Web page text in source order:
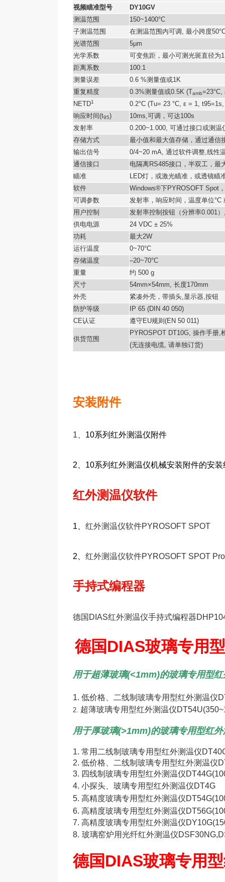
视频瞄准型号
DY10GV
测温范围
150~1400°C
子测温范围
在测温范围内可调 最小跨度
光谱范围
5µm
光学系数
可变焦距，最小可测光斑直径为
距离系数
100:1
测量误差
0.6 %测量值或1K
重复精度
0.3%测量值或0.5K (Tamb=23°C,
NETD1
0.2°C (Tu= 23 °C, ε = 1,
响应时间(t95) 10ms, 可调，可达100s
发射率
0.200~1.000, 可通过接口或测温
存储方式
最小值和最大值存储，通过通信
输出信号
0/4~20 mA, 通过软件调整 线性
通信接口
电隔离RS485接口，半双工，最
瞄准
LED灯，或激光瞄准，或透镜瞄
软件
Windows®下PYROSOFT Spot
可调参数
发射率，响应时间，温度单位°C
用户控制
发射率控制按钮（分辨率0.001 ）
供电电源
24 VDC ± 25%
功耗
最大2W
运行温度
0~70°C
存储温度
–20~70°C
重量
约 500 g
尺寸
54mm×54mm, 长度170mm
外壳
紧凑外壳，带插头 显示器 按钮
防护等级
IP 65 (DIN 40 050)
CE认证 遵守EU规则(EN 50 011)
供货范围
PYROSPOT DT10G, 操作手册
(无连接电缆 请单独订货)
安装附件
1 10系列红外测温仪附件
2 10系列红外测温仪机械安装附件的安装
红外测温仪软件
1 红外测温仪软件PYROSOFT SPOT
2 红外测温仪软件PYROSOFT SPOT Pro
手持式编程器
德国 DIAS红外测温仪手持式编程器
德国DIAS玻璃专用
用于超薄玻璃(<1mm)的玻璃专用型
1. 低价格、二线制玻璃专用型红外测温仪
2. 超薄玻璃专用型红外测温仪
用于厚玻璃(>1mm)的玻璃专用型红
1. 常用二线制玻璃专用型红外测温仪
2. 低价格、二线制玻璃专用型红外测温仪
3. 四线制玻璃专用型红外测温仪
4. 小探头、玻璃专用型红外测温仪DT4G
5. 高精度玻璃专用型红外测温仪
6. 高精度玻璃专用型红外测温仪
7. 高精度玻璃专用型红外测温仪
8. 玻璃窑炉用光纤红外测温仪
德国DIAS玻璃专用